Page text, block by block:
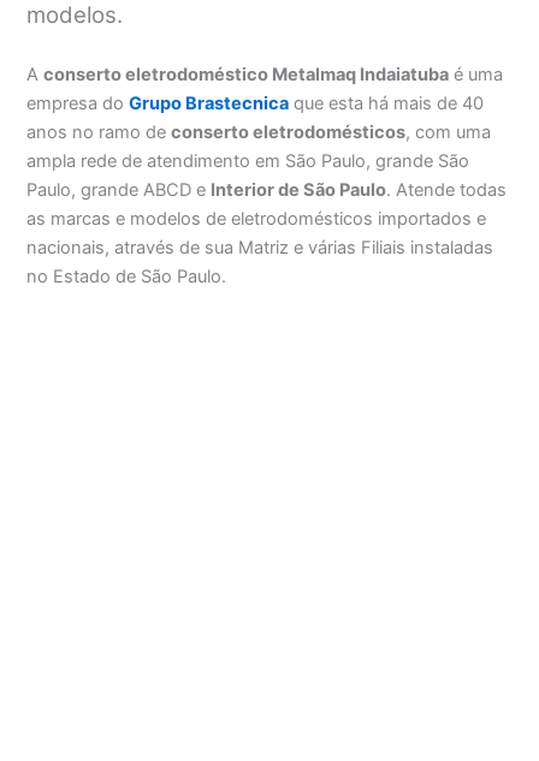
modelos.
Aconserto eletrodoméstico Metalmaq Indaiatuba é uma
empresa doGrupo Brastecnica que esta há mais de 40
anos no ramo deconserto eletrodomésticos, com uma
ampla rede de atendimento em São Paulo, grande São
Paulo, grande ABCD e Interior de São Paulo. Atende todas
as marcas e modelos de eletrodomésticos importados e
nacionais, através de sua Matriz e várias Filiais instaladas
no Estado de São Paulo.